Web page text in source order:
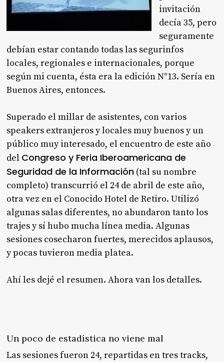
invitación
decía 35, pero
seguramente
debían estar contando todas las segurinfos
locales, regionales e internacionales, porque
según mi cuenta, ésta era la edición N°13. Sería en
Buenos Aires, entonces.
Superado el millar de asistentes, con varios
speakers extranjeros y locales muy buenos y un
público muy interesado, el encuentro de este año
del Congreso y Feria Iberoamericana de
Seguridad de la Información (tal su nombre
completo) transcurrió el 24 de abril de este año,
otra vez en el Conocido Hotel de Retiro. Utilizó
algunas salas diferentes, no abundaron tanto los
trajes y sí hubo mucha línea media. Algunas
sesiones cosecharon fuertes, merecidos aplausos,
y pocas tuvieron media platea.
Ahí les dejé el resumen. Ahora van los detalles.
Un poco de estadística no viene mal
Las sesiones fueron 24, repartidas en tres tracks,